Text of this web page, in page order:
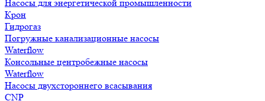
Насосы для энергетической промышленности
Крон
Гидрогаз
Погружные канализационные насосы
Waterflow
Консольные центробежные насосы
Waterflow
Насосы двухстороннего всасывания
CNP